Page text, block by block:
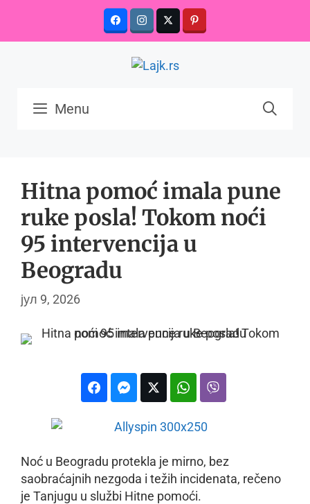
content
Menu
Hitna pomoć imala pune
ruke posla! Tokom noći
95 intervencija u
Beogradu
јул 9, 2026
Noć u Beogradu protekla je mirno, bez
saobraćajnih nezgoda i težih incidenata, rečeno
je Tanjugu u službi Hitne pomoći.